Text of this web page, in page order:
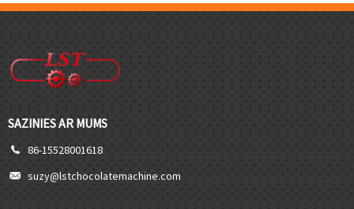
SAZINIES AR MUMS
86-15528001618
suzy@lstchocolatemachine.com